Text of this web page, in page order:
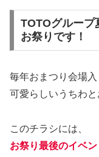
TOTOグループ
お祭りです！
毎年おまつり会場入
可愛らしいうちわと
このチラシには、
お祭り最後のイベ